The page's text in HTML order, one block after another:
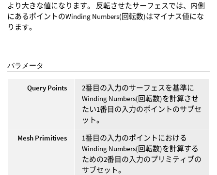
より大きな値になります。 反転させたサーフェスでは、内側
にあるポイントのWinding Numbers(回転数)はマイナス値にな
ります。
パラメータ
Query Points
2番目の入力のサーフェスを基準に
Winding Numbers(回転数)を計算させ
たい1番目の入力のポイントのサブセ
ット。
Mesh Primitives
1番目の入力のポイントにおける
Winding Numbers(回転数)を計算する
ための2番目の入力のプリミティブの
サブセット。